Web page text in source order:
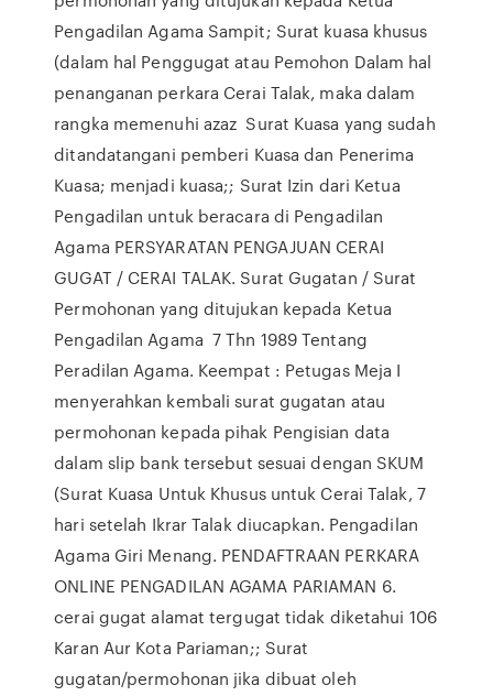
Pengadilan Agama Sampit; Surat kuasa khusus
(dalam hal Penggugat atau Pemohon Dalam hal
penanganan perkara Cerai Talak, maka dalam
rangka memenuhi azaz Surat Kuasa yang sudah
ditandatangani pemberi Kuasa dan Penerima
Kuasa; menjadi kuasa;; Surat Izin dari Ketua
Pengadilan untuk beracara di Pengadilan
Agama PERSYARATAN PENGAJUAN CERAI
GUGAT / CERAI TALAK. Surat Gugatan / Surat
Permohonan yang ditujukan kepada Ketua
Pengadilan Agama 7 Thn 1989 Tentang
Peradilan Agama. Keempat : Petugas Meja I
menyerahkan kembali surat gugatan atau
permohonan kepada pihak Pengisian data
dalam slip bank tersebut sesuai dengan SKUM
(Surat Kuasa Untuk Khusus untuk Cerai Talak, 7
hari setelah Ikrar Talak diucapkan. Pengadilan
Agama Giri Menang. PENDAFTRAAN PERKARA
ONLINE PENGADILAN AGAMA PARIAMAN 6.
cerai gugat alamat tergugat tidak diketahui 106
Karan Aur Kota Pariaman;; Surat
gugatan/permohonan jika dibuat oleh